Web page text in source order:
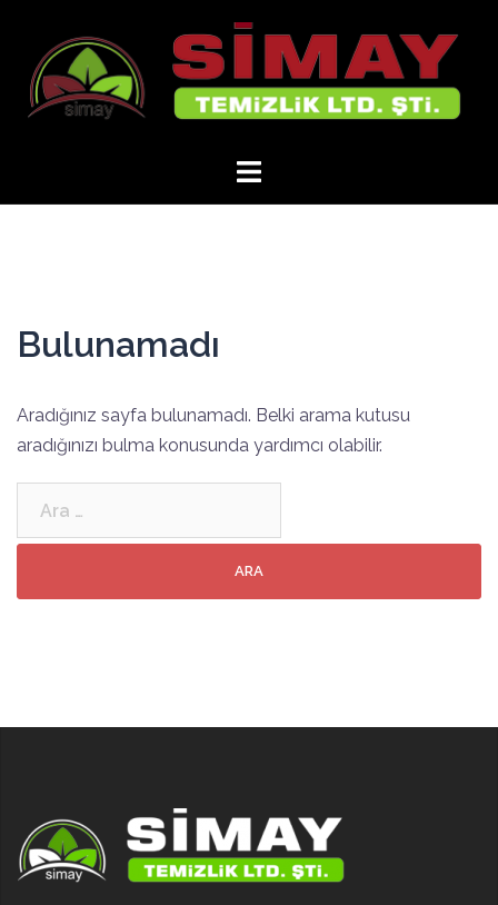
Bulunamadı
Aradığınız sayfa bulunamadı. Belki arama kutusu
aradığınızı bulma konusunda yardımcı olabilir.